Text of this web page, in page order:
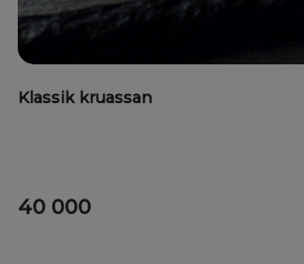
Klassik kruassan
40 000